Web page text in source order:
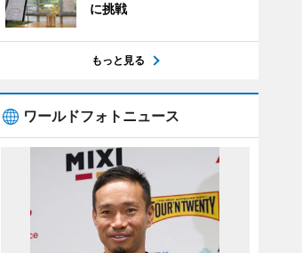
に挑戦
もっと見る
ワールドフォトニュース